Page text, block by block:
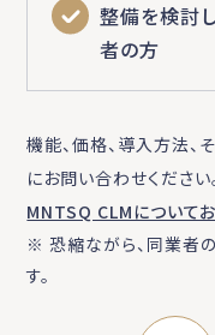
整備を検討
者の方
機能、価格、導入方法
にお問い合わせください
MNTSQ CLMについて
※ 恐縮ながら、同業者
す。